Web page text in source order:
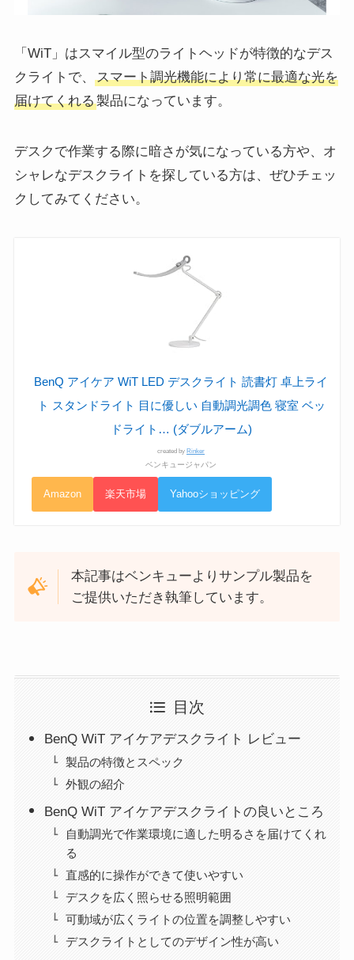
「WiT」はスマイル型のライトヘッドが特徴的なデス
クライトで、
スマート調光機能により常に最適な光を
届けてくれる製品になっています。
デスクで作業する際に暗さが気になっている方や、オ
シャレなデスクライトを探している方は、ぜひチェッ
クしてみてください。
BenQ アイケア WiT LED デスクライト 読書灯 卓上ライ
ト スタンドライト 目に優しい 自動調光調色 寝室 ベッ
ドライト… (ダブルアーム)
created by Rinker
ベンキュージャパン
Amazon 楽天市場 Yahooショッピング
本記事はベンキューよりサンプル製品を
ご提供いただき執筆しています。
目次
BenQ WiT アイケアデスクライト レビュー
製品の特徴とスペック
外観の紹介
BenQ WiT アイケアデスクライトの良いところ
自動調光で作業環境に適した明るさを届けてくれ
る
直感的に操作ができて使いやすい
デスクを広く照らせる照明範囲
可動域が広くライトの位置を調整しやすい
デスクライトとしてのデザイン性が高い